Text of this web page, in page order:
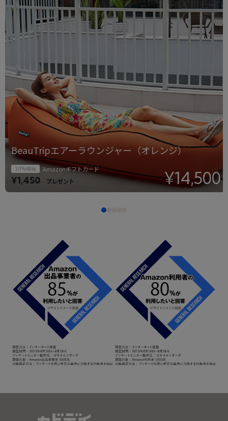
BeauTripエアーラウンジャー（オレンジ）
10%相当 Amazonギフトカード
¥1,450 プレゼント ¥14,500